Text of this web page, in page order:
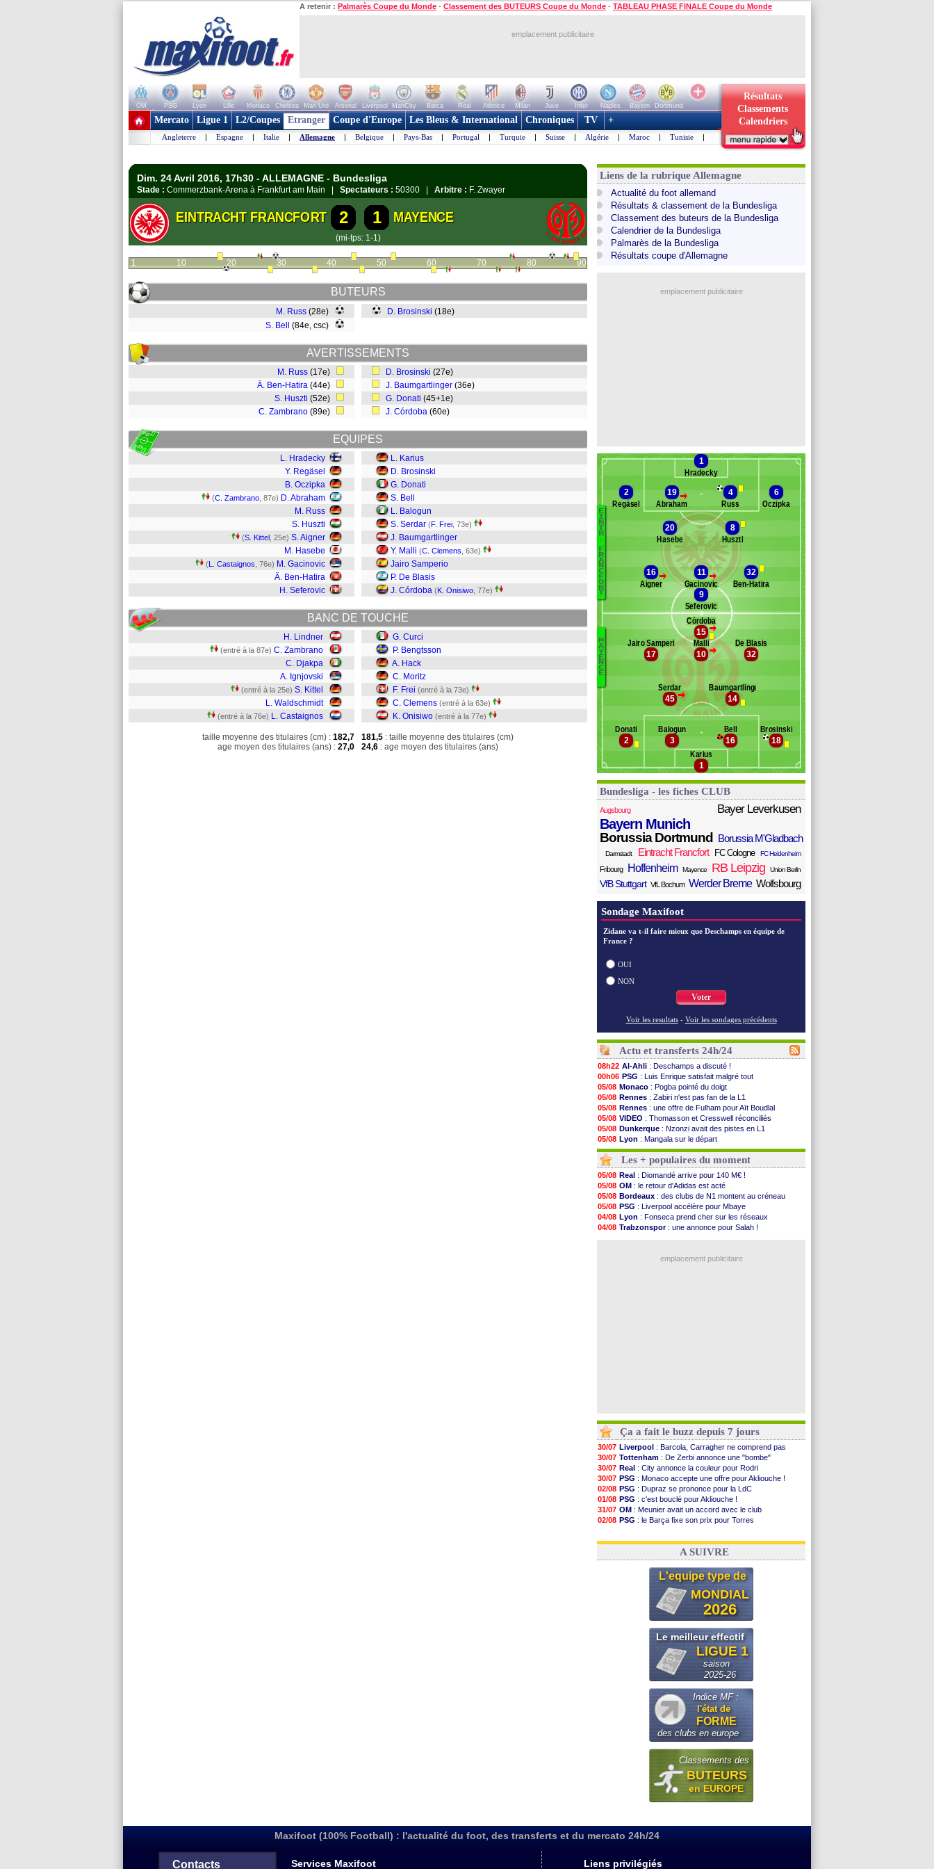
A retenir : Palmarès Coupe du Monde - Classement des BUTEURS Coupe du Monde - TABLEAU PHASE FINALE Coupe du Monde
emplacement publicitaire
OM PSG Lyon Lille Monaco Chelsea Man Utd Arsenal Liverpool ManCity Barca Real Atletico Milan Juve Inter Naples Bayern
Dortmund
+ de clubs
Résultats
Classements
Calendriers
Mercato Ligue 1 L2/Coupes Etranger Coupe d'Europe Les Bleus & International Chroniques TV +
Angleterre | Espagne | Italie | Allemagne | Belgique | Pays-Bas | Portugal | Turquie | Suisse | Algérie | Maroc | Tunisie |
Dim. 24 Avril 2016, 17h30 - ALLEMAGNE - Bundesliga
Stade : Commerzbank-Arena à Frankfurt am Main | Spectateurs : 50300 | Arbitre : F. Zwayer
EINTRACHT FRANCFORT 2 1 MAYENCE
(mi-tps: 1-1)
1 10 20 30 40 50 60 70 80 90
BUTEURS
M. Russ (28e)
S. Bell
(84e, csc)
D. Brosinski (18e)
AVERTISSEMENTS
M. Russ (17e)
Ä. Ben-Hatira (44e)
S. Huszti (52e)
C. Zambrano (89e)
D. Brosinski (27e)
J. Baumgartlinger (36e)
G. Donati (45+1e)
J. Córdoba (60e)
EQUIPES
L. Hradecky
Y. Regäsel
B. Oczipka
(C. Zambrano , 87e) D. Abraham
M. Russ
S. Huszti
(S. Kittel , 25e) S. Aigner
M. Hasebe
(L. Castaignos , 76e) M. Gacinovic
Ä. Ben-Hatira
H. Seferovic
L. Karius
D. Brosinski
G. Donati
S. Bell
L. Balogun
S. Serdar (F. Frei , 73e)
J. Baumgartlinger
Y. Malli (C. Clemens , 63e)
Jairo Samperio
P. De Blasis
J. Córdoba (K. Onisiwo , 77e)
BANC DE TOUCHE
H. Lindner
(entré à la 87e) C. Zambrano
C. Djakpa
A. Ignjovski
(entré à la 25e) S. Kittel
L. Waldschmidt
(entré à la 76e) L. Castaignos
taille moyenne des titulaires (cm) : 182,7
age moyen des titulaires (ans) : 27,0
G. Curci
P. Bengtsson
A. Hack
C. Moritz
F. Frei (entré à la 73e)
C. Clemens (entré à la 63e)
K. Onisiwo (entré à la 77e)
181,5 : taille moyenne des titulaires (cm)
24,6 : age moyen des titulaires (ans)
Liens de la rubrique Allemagne
Actualité du foot allemand
Résultats & classement de la Bundesliga
Classement des buteurs de la Bundesliga
Calendrier de la Bundesliga
Palmarès de la Bundesliga
Résultats coupe d'Allemagne
emplacement publicitaire
Banc des remplaçantsEintr. Francfort
Ignjovski
Waldschmidt
Castaignos
E
I
N
T
R
.
F
R
A
N
C
F
O
R
T
Banc des remplaçants
Frei
Clemens
Onisiwo
M
A
Y
E
N
C
E
1
Hradecky
2
Regäsel
>
19
Abraham
4
Russ
6
Oczipka
20
Hasebe
8
Huszti
>
16
Aigner
>
11
Gacinovic
32
Ben-Hatira
9
Seferovic
1
Karius
18
Brosinski
16
Bell
3
Balogun
2
Donati
14
Baumgartlinger
>
45
Serdar
32
De Blasis
>
10
Malli
17
Jairo Samperio
>
15
Córdoba
Bundesliga - les fiches CLUB
Augsbourg Bayer Leverkusen
Bayern Munich
Borussia Dortmund Borussia M'Gladbach
Darmstadt Eintracht Francfort FC Cologne FC Heidenheim
Fribourg Hoffenheim Mayence RB Leipzig Union Berlin
VfB Stuttgart VfL Bochum Werder Breme Wolfsbourg
Sondage Maxifoot
Zidane va t-il faire mieux que Deschamps en équipe de
France ?
OUI
NON
Voter
Voir les resultats - Voir les sondages précédents
Actu et transferts 24h/24
08h22 Al-Ahli : Deschamps a discuté !
00h06 PSG : Luis Enrique satisfait malgré tout
05/08 Monaco : Pogba pointé du doigt
05/08 Rennes : Zabiri n'est pas fan de la L1
05/08 Rennes : une offre de Fulham pour Aït Boudlal
05/08 VIDEO : Thomasson et Cresswell réconciliés
05/08 Dunkerque : Nzonzi avait des pistes en L1
05/08 Lyon : Mangala sur le départ
05/08 Amical: Arsenal s'incline face au Real Betis
05/08
Amical : lourde défaite pour le PSG
05/08 Man City: Maresca flou pour Reijnders
05/08 LdC : Fenerbahçe prend une belle option
05/08 Al-Diriyah: Mbemba arrive libre (officiel)
05/08 Atletico: le plan d'Alvarez à son retour
05/08 Amical: premier succès pour Brest
05/08 VIDEO: le joli but de Greenwood avec le Fener !
05/08 CdM 2030: une promesse d'Infantino au Maroc ...
: une nouvelle offre pour Vinicius
Les + populaires du moment
05/08 Real : Diomandé arrive pour 140 M€ !
05/08 OM : le retour d'Adidas est acté
05/08 Bordeaux : des clubs de N1 montent au créneau
05/08 PSG : Liverpool accélère pour Mbaye
04/08 Lyon : Fonseca prend cher sur les réseaux
04/08 Trabzonspor : une annonce pour Salah !
emplacement publicitaire
Ça a fait le buzz depuis 7 jours
30/07 Liverpool : Barcola, Carragher ne comprend pas
30/07 Tottenham : De Zerbi annonce une "bombe"
30/07 Real : City annonce la couleur pour Rodri
30/07 PSG : Monaco accepte une offre pour Akliouche !
02/08 PSG : Dupraz se prononce pour la LdC
01/08 PSG : c'est bouclé pour Akliouche !
31/07 OM : Meunier avait un accord avec le club
02/08 PSG : le Barça fixe son prix pour Torres
01/08 Barça: Torres souhaite rejoindre le PSG !
A SUIVRE
L'equipe type de
MONDIAL
2026
Le meilleur effectif
LIGUE 1
saison
2025-26
Indice MF :
l'état de
FORME
des clubs en europe
Classements des
BUTEURS
en EUROPE
Maxifoot (100% Football) : l'actualité du foot, des transferts et du mercato 24h/24
Contacts Services Maxifoot Liens privilégiés